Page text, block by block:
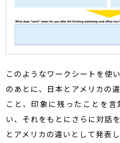
このようなワークシートを使
のあとに、日本とアメリカの
こと、印象に残ったことを
い、それをもとにさらに対話
とアメリカの違いとして発表